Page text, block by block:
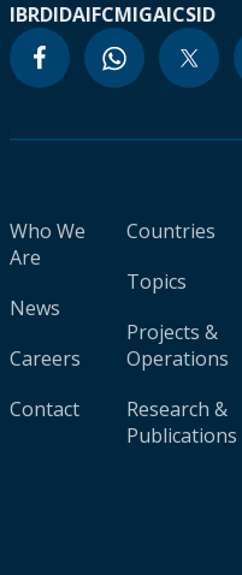
IBRDIDAIFCMIGAICSID
Who We
Are
News
Careers
Contact
Countries
Topics
Projects &
Operations
Research &
Publications